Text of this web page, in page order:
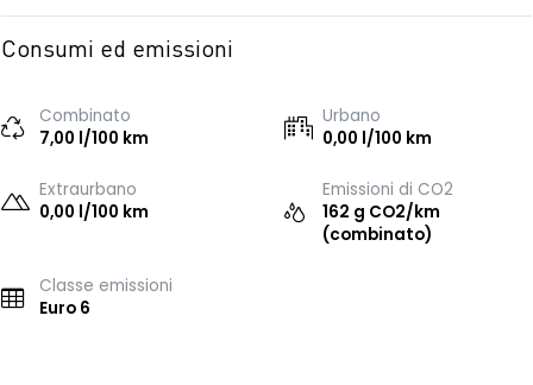
Consumi ed emissioni
Combinato
7,00 l/100 km
Urbano
0,00 l/100 km
Extraurbano
0,00 l/100 km
Emissioni di CO2
162 g CO2/km
(combinato)
Classe emissioni
Euro 6